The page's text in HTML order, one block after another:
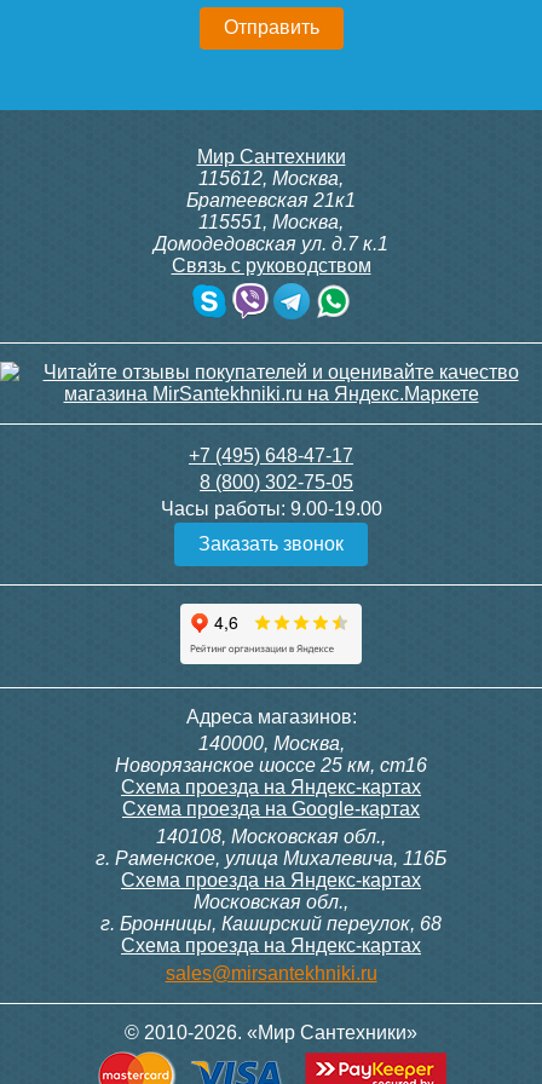
Конвектор ITT.080.200.1300
с решеткой GRILL.SGA-20-
30 665
Конвектор ITT.080.200.1300
с решеткой GRILL.SGA-20-
1300 brown
Конвектор ITT.080.200.1300
с решеткой GRILL.SGW-20-
Конвектор ITT.080.200.1000
с решеткой GRILL.SGW-20-
Конвектор ITT.080.200.1000
с решеткой GRILL.SGW-20-
Конвектор ITT.080.200.900 с
решеткой GRILL.SGA-20-
20 750
Контроллер Siemens RDG
расписание, упр.с пульта)
28 000
Подробнее
ИК пульт управления
Siemens IRA 211
Подробнее
3 950
11, 230В (механ.)
6 000
Мир Сантехники
115612, Москва,
Братеевская 21к1
115551, Москва,
Домодедовская ул. д.7 к.1
Связь с руководством
+7 (495) 648-47-17
8 (800) 302-75-05
Часы работы: 9.00-19.00
Заказать звонок
Адреса магазинов:
140000, Москва,
Новорязанское шоссе 25 км, ст16
Схема проезда на Яндекс-картах
Схема проезда на Google-картах
140108, Московская обл.,
г. Раменское, улица Михалевича, 116Б
Схема проезда на Яндекс-картах
Московская обл.,
г. Бронницы, Каширский переулок, 68
Схема проезда на Яндекс-картах
sales@mirsantekhniki.ru
© 2010-2026. «Мир Сантехники»